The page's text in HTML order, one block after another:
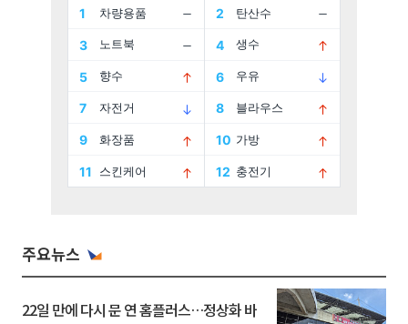
주요뉴스
22일 만에 다시 문 연 홈플러스…정상화 바